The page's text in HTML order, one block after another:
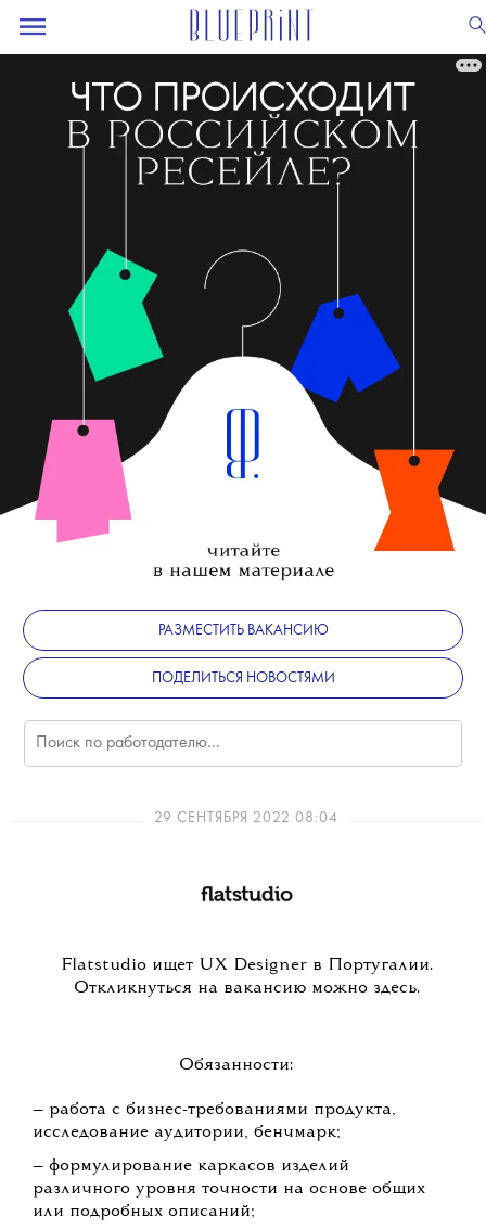
РАЗМЕСТИТЬ ВАКАНСИЮ
ПОДЕЛИТЬСЯ НОВОСТЯМИ
29 СЕНТЯБРЯ 2022 08:04
Flatstudio ищет UX Designer в Португалии.
Откликнуться на вакансию можно здесь.
Обязанности:
— работа с бизнес-требованиями продукта,
исследование аудитории, бенчмарк;
— формулирование каркасов изделий
различного уровня точности на основе общих
или подробных описаний;